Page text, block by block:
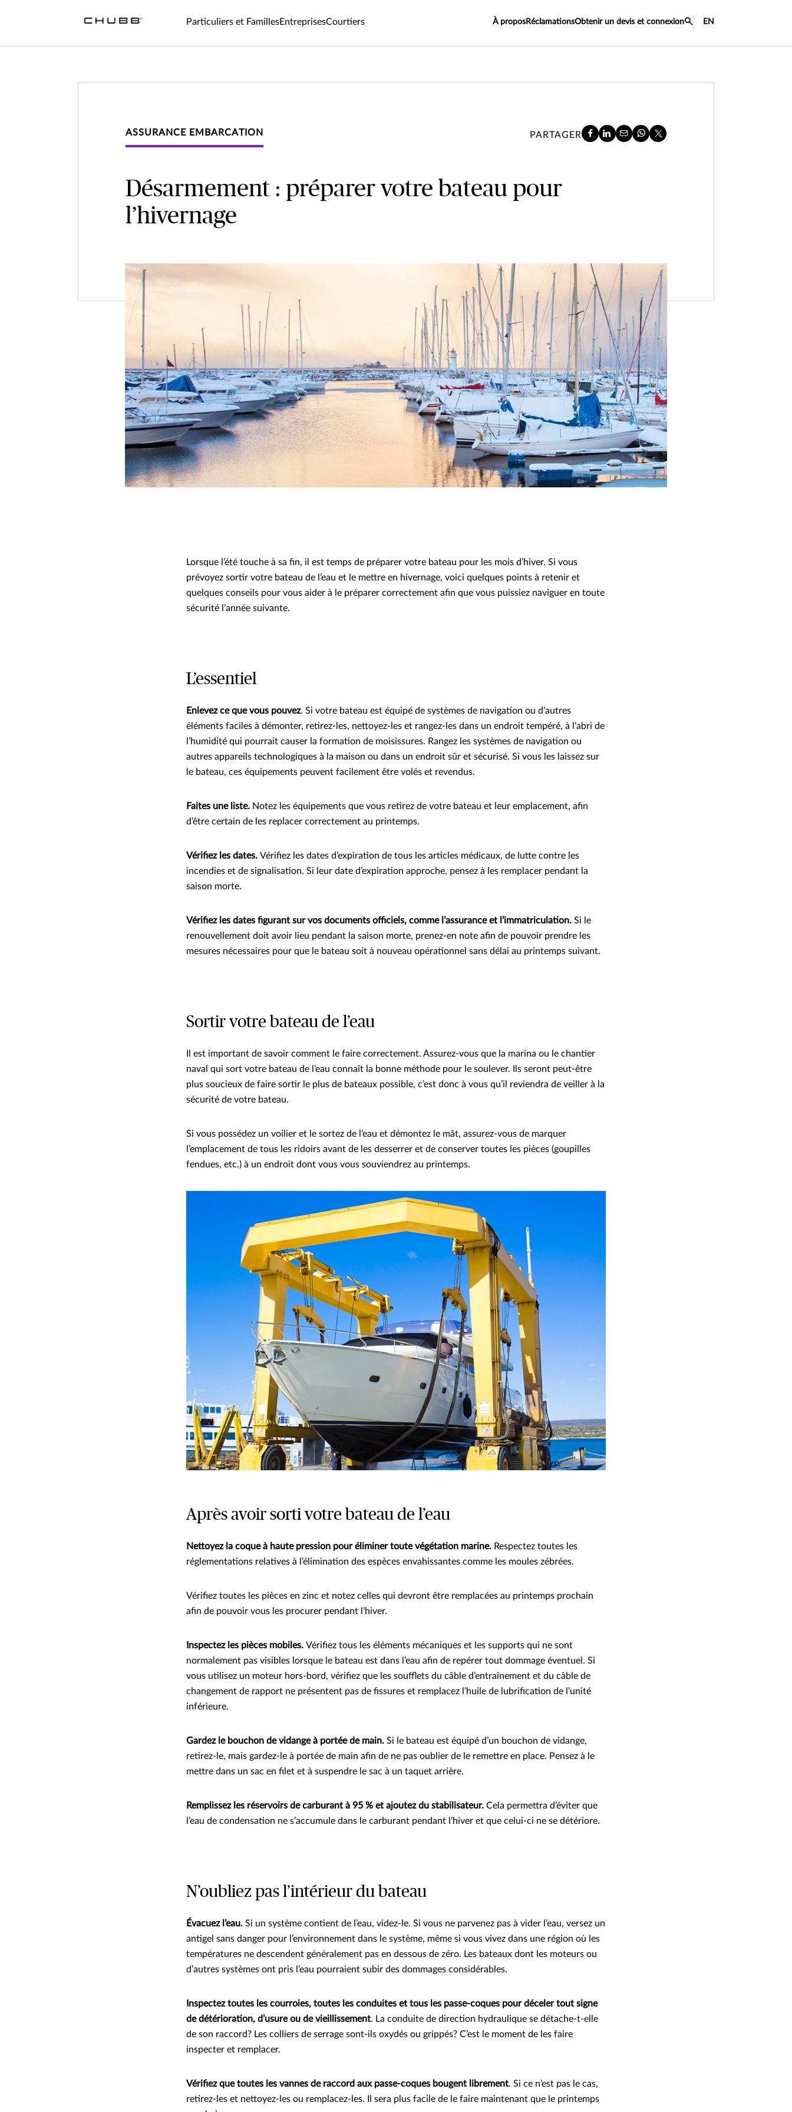
Particuliers et FamillesEntreprisesCourtiers À propos RéclamationsObtenir un devis et connexion EN
ASSURANCE EMBARCATION PARTAGER
Désarmement : préparer votre bateau pour
l’hivernage
Lorsque l’été touche à sa fin, il est temps de préparer votre bateau pour les mois d’hiver. Si vous
prévoyez sortir votre bateau de l’eau et le mettre en hivernage, voici quelques points à retenir et
quelques conseils pour vous aider à le préparer correctement afin que vous puissiez naviguer en toute
sécurité l’année suivante.
L’essentiel
Enlevez ce que vous pouvez. Si votre bateau est équipé de systèmes de navigation ou d’autres
éléments faciles à démonter, retirez-les, nettoyez-les et rangez-les dans un endroit tempéré, à l’abri de
l’humidité qui pourrait causer la formation de moisissures. Rangez les systèmes de navigation ou
autres appareils technologiques à la maison ou dans un endroit sûr et sécurisé. Si vous les laissez sur
le bateau, ces équipements peuvent facilement être volés et revendus.
Faites une liste. Notez les équipements que vous retirez de votre bateau et leur emplacement, afin
d’être certain de les replacer correctement au printemps.
Vérifiez les dates. Vérifiez les dates d’expiration de tous les articles médicaux, de lutte contre les
incendies et de signalisation. Si leur date d’expiration approche, pensez à les remplacer pendant la
saison morte.
Vérifiez les dates figurant sur vos documents officiels, comme l’assurance et l’immatriculation. Si le
renouvellement doit avoir lieu pendant la saison morte, prenez-en note afin de pouvoir prendre les
mesures nécessaires pour que le bateau soit à nouveau opérationnel sans délai au printemps suivant.
Sortir votre bateau de l’eau
Il est important de savoir comment le faire correctement. Assurez-vous que la marina ou le chantier
naval qui sort votre bateau de l’eau connaît la bonne méthode pour le soulever. Ils seront peut-être
plus soucieux de faire sortir le plus de bateaux possible, c’est donc à vous qu’il reviendra de veiller à la
sécurité de votre bateau.
Si vous possédez un voilier et le sortez de l’eau et démontez le mât, assurez-vous de marquer
l’emplacement de tous les ridoirs avant de les desserrer et de conserver toutes les pièces (goupilles
fendues, etc.) à un endroit dont vous vous souviendrez au printemps.
Après avoir sorti votre bateau de l’eau
Nettoyez la coque à haute pression pour éliminer toute végétation marine. Respectez toutes les
réglementations relatives à l’élimination des espèces envahissantes comme les moules zébrées.
Vérifiez toutes les pièces en zinc et notez celles qui devront être remplacées au printemps prochain
afin de pouvoir vous les procurer pendant l’hiver.
Inspectez les pièces mobiles. Vérifiez tous les éléments mécaniques et les supports qui ne sont
normalement pas visibles lorsque le bateau est dans l’eau afin de repérer tout dommage éventuel. Si
vous utilisez un moteur hors-bord, vérifiez que les soufflets du câble d’entraînement et du câble de
changement de rapport ne présentent pas de fissures et remplacez l’huile de lubrification de l’unité
inférieure.
Gardez le bouchon de vidange à portée de main. Si le bateau est équipé d’un bouchon de vidange,
retirez-le, mais gardez-le à portée de main afin de ne pas oublier de le remettre en place. Pensez à le
mettre dans un sac en filet et à suspendre le sac à un taquet arrière.
Remplissez les réservoirs de carburant à 95 % et ajoutez du stabilisateur. Cela permettra d’éviter que
l’eau de condensation ne s’accumule dans le carburant pendant l’hiver et que celui-ci ne se détériore.
N’oubliez pas l’intérieur du bateau
Évacuez l’eau. Si un système contient de l’eau, videz-le. Si vous ne parvenez pas à vider l’eau, versez un
antigel sans danger pour l’environnement dans le système, même si vous vivez dans une région où les
températures ne descendent généralement pas en dessous de zéro. Les bateaux dont les moteurs ou
d’autres systèmes ont pris l’eau pourraient subir des dommages considérables.
Inspectez toutes les courroies, toutes les conduites et tous les passe-coques pour déceler tout signe
de détérioration, d’usure ou de vieillissement. La conduite de direction hydraulique se détache-t-elle
de son raccord? Les colliers de serrage sont-ils oxydés ou grippés? C’est le moment de les faire
inspecter et remplacer.
Vérifiez que toutes les vannes de raccord aux passe-coques bougent librement. Si ce n’est pas le cas,
retirez-les et nettoyez-les ou remplacez-les. Il sera plus facile de le faire maintenant que le printemps